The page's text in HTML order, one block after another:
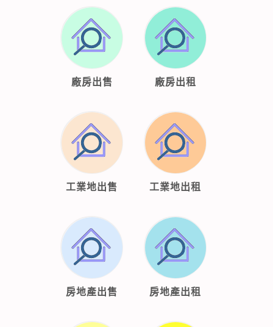
廠房出售 廠房出租
工業地出售 工業地出租
房地產出售 房地產出租